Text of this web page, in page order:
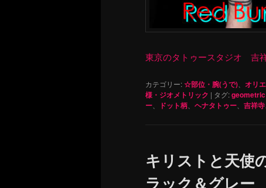
東京のタトゥースタジオ 吉
カテゴリー:☆部位・腕(うで) オリ
様・ジオメトリック | タグ:geometric
ー
ドット柄 ヘナタトゥー 吉祥寺
キリストと天
ラック＆グレ